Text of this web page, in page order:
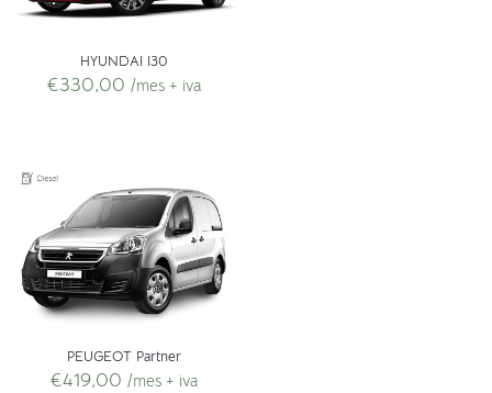
HYUNDAI I30
€330,00 /mes + iva
PEUGEOT Partner
€419,00 /mes + iva